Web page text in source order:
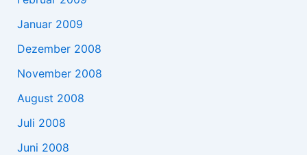
Januar 2009
Dezember 2008
November 2008
August 2008
Juli 2008
Juni 2008